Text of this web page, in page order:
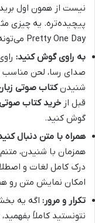
Pretty One Day می‌تونه شروع خوبی باشه.
به راوی گوش کنید:
صدای رسا، لحن مناسب
شنیدنکتاب صوتی
قبل از خرید کتاب
گوش کنید.
همراه با متن دنبال
همزمان با شنیدن، متنم
درک کامل لغات و
امکان نمایش متن رو
تکرار و مرور: اگه یه
نتونستید کاملاً